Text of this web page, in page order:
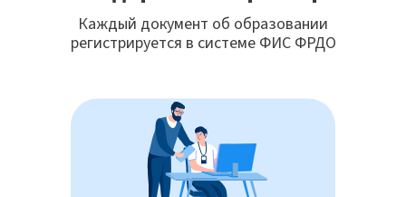
Каждый документ об образовании
регистрируется в системе ФИС ФРДО